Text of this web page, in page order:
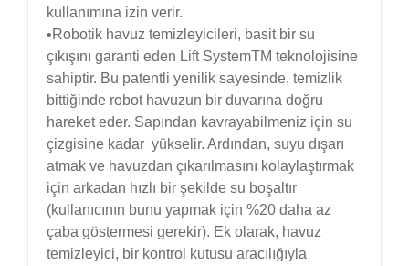
kullanımına izin verir.
•Robotik havuz temizleyicileri, basit bir su
çıkışını garanti eden Lift SystemTM teknolojisine
sahiptir. Bu patentli yenilik sayesinde, temizlik
bittiğinde robot havuzun bir duvarına doğru
hareket eder. Sapından kavrayabilmeniz için su
çizgisine kadar yükselir. Ardından, suyu dışarı
atmak ve havuzdan çıkarılmasını kolaylaştırmak
için arkadan hızlı bir şekilde su boşaltır
(kullanıcının bunu yapmak için %20 daha az
çaba göstermesi gerekir). Ek olarak, havuz
temizleyici, bir kontrol kutusu aracılığıyla